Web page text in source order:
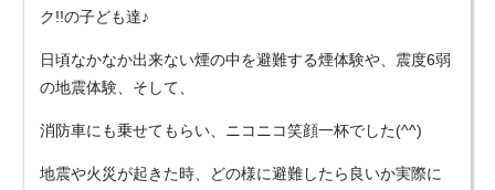
ク!!の子ども達♪
日頃なかなか出来ない煙の中を避難する煙体験や、震度6弱
の地震体験、そして、
消防車にも乗せてもらい、ニコニコ笑顔一杯でした(^^)
地震や火災が起きた時、どの様に避難したら良いか実際に